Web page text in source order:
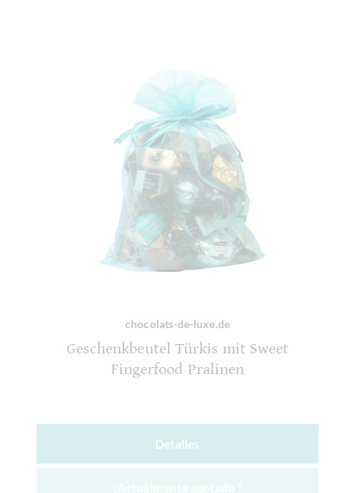
chocolats-de-luxe.de
Geschenkbeutel Türkis mit Sweet
Fingerfood Pralinen
Detalles